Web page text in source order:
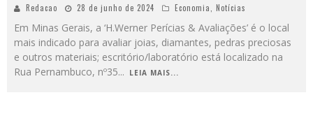
Redacao 28 de junho de 2024 Economia, Notícias
Em Minas Gerais, a ‘H.Werner Perícias & Avaliações’ é o local
mais indicado para avaliar joias, diamantes, pedras preciosas
e outros materiais; escritório/laboratório está localizado na
Rua Pernambuco, nº35... LEIA MAIS...